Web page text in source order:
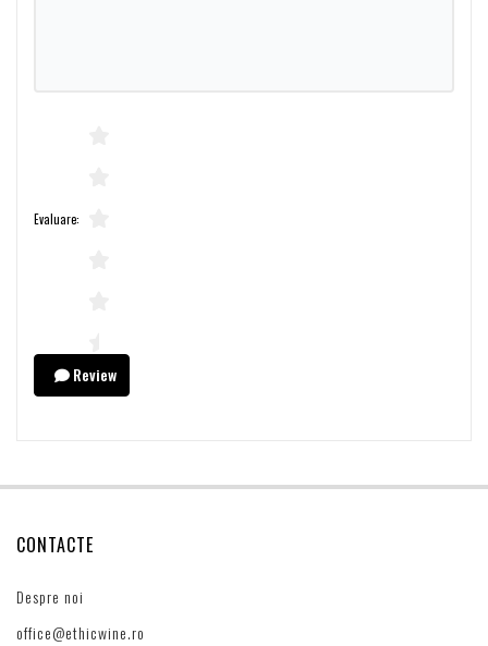
Evaluare:
Review
CONTACTE
Despre noi
office@ethicwine.ro